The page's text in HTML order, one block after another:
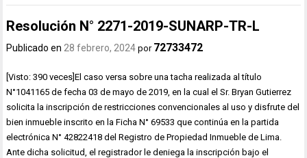
Resolución N° 2271-2019-SUNARP-TR-L
Publicado en 28 febrero, 2024 por 72733472
[Visto: 390 veces]El caso versa sobre una tacha realizada al título
N°1041165 de fecha 03 de mayo de 2019, en la cual el Sr. Bryan Gutierrez
solicita la inscripción de restricciones convencionales al uso y disfrute del
bien inmueble inscrito en la Ficha N° 69533 que continúa en la partida
electrónica N° 42822418 del Registro de Propiedad Inmueble de Lima.
Ante dicha solicitud, el registrador le deniega la inscripción bajo el